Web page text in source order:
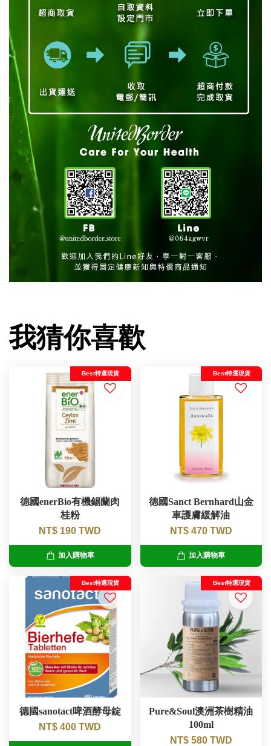
我猜你喜歡
Best特選現貨
德國enerBio有機錫蘭肉
桂粉
NT$ 190 TWD
加入購物車
Best特選現貨
德國Sanct Bernhard山金
車護膚緩解油
NT$ 470 TWD
加入購物車
Best特選現貨
德國sanotact啤酒酵母錠
NT$ 400 TWD
Best特選現貨
Pure&Soul澳洲茶樹精油
100ml
NT$ 580 TWD